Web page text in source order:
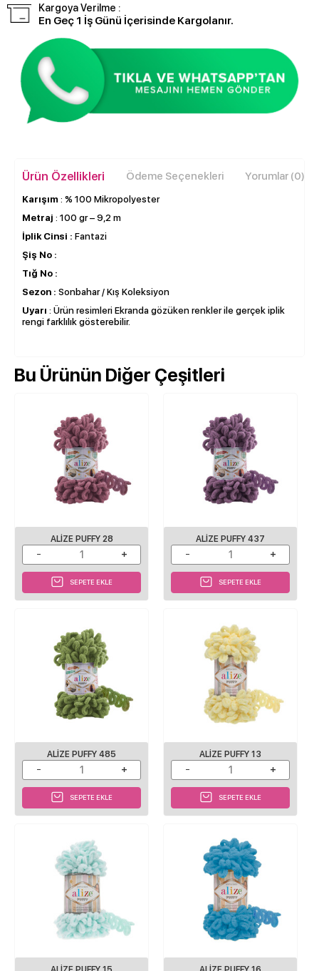
Kargoya Verilme :
En Geç 1 İş Günü İçerisinde Kargolanır.
Ürün Özellikleri Ödeme Seçenekleri Yorumlar (0)
Karışım : % 100 Mikropolyester
Metraj : 100 gr – 9,2 m
İplik Cinsi : Fantazi
Şiş No :
Tığ No :
Sezon : Sonbahar / Kış Koleksiyon
Uyarı : Ürün resimleri Ekranda gözüken renkler ile gerçek iplik
rengi farklılık gösterebilir.
Bu Ürünün Diğer Çeşitleri
ALIZE PUFFY 28
SEPETE EKLE
ALIZE PUFFY 437
SEPETE EKLE
ALIZE PUFFY 485
SEPETE EKLE
ALIZE PUFFY 13
SEPETE EKLE